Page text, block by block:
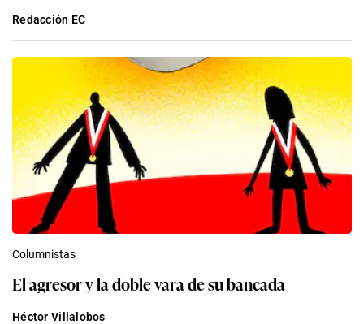
Redacción EC
Columnistas
El agresor y la doble vara de su bancada
Héctor Villalobos